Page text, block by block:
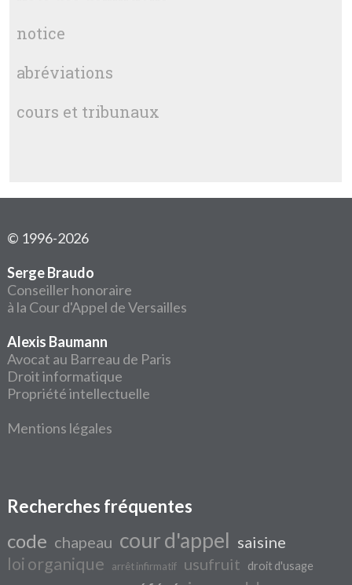
notice
abréviations
cours et tribunaux
© 1996-2026
Serge Braudo
Conseiller honoraire
à la Cour d'Appel de Versailles
Alexis Baumann
Avocat au Barreau de Paris
Droit informatique
Propriété intellectuelle
Mentions légales
Recherches fréquentes
code chapeau cour d'appel saisine
loi organique arrêt infirmatif usufruit droit d'usage